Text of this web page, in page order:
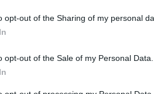
opt-out of the Sharing of my personal
opt-out of the Sale of my Personal Data.
DE CONEIXEMENT
la desinformació
2026